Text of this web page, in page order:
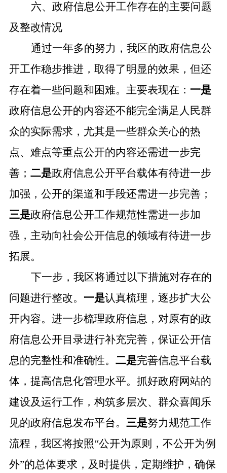
六、政府信息公开工作存在的主要问题
及整改情况
通过一年多的努力，我区的政府信息公
开工作稳步推进，取得了明显的效果，但还
存在着一些问题和困难。主要表现在： 一是
政府信息公开的内容还不能完全满足人民群
众的实际需求，尤其是一些群众关心的热
点、难点等重点公开的内容还需进一步完
善； 二是政府信息公开平台载体有待进一步
加强，公开的渠道和手段还需进一步完善；
三是政府信息公开工作规范性需进一步加
强，主动向社会公开信息的领域有待进一步
拓展。
下一步，我区将通过以下措施对存在的
问题进行整改。 一是认真梳理，逐步扩大公
开内容。进一步梳理政府信息，对原有的政
府信息公开目录进行补充完善，保证公开信
息的完整性和准确性。 二是完善信息平台载
体，提高信息化管理水平。抓好政府网站的
建设及运行工作，构筑多层次、群众喜闻乐
见的政府信息发布平台。 三是努力规范工作
流程，我区将按照“公开为原则，不公开为例
外”的总体要求，及时提供，定期维护，确保